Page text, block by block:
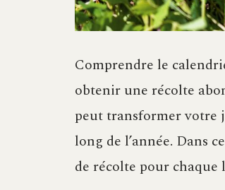
Comprendre le
obtenir une récolte
peut transformer votre
long de l’année. Dans
de récolte pour chaque